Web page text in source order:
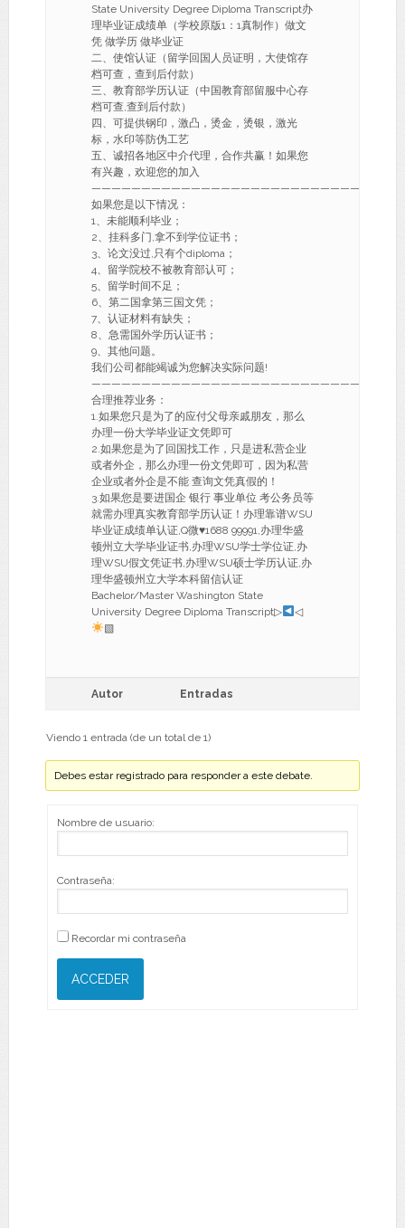
State University Degree Diploma Transcript办
理毕业证成绩单（学校原版1：1真制作）做文
凭 做学历 做毕业证
二、使馆认证（留学回国人员证明，大使馆存
档可查，查到后付款）
三、教育部学历认证（中国教育部留服中心存
档可查,查到后付款）
四、可提供钢印，激凸，烫金，烫银，激光
标，水印等防伪工艺
五、诚招各地区中介代理，合作共赢！如果您
有兴趣，欢迎您的加入
———————————————————————————-
如果您是以下情况：
1、未能顺利毕业；
2、挂科多门,拿不到学位证书；
3、论文没过,只有个diploma；
4、留学院校不被教育部认可；
5、留学时间不足；
6、第二国拿第三国文凭；
7、认证材料有缺失；
8、急需国外学历认证书；
9、其他问题。
我们公司都能竭诚为您解决实际问题!
———————————————————————————-
合理推荐业务：
1.如果您只是为了的应付父母亲戚朋友，那么
办理一份大学毕业证文凭即可
2.如果您是为了回国找工作，只是进私营企业
或者外企，那么办理一份文凭即可，因为私营
企业或者外企是不能 查询文凭真假的！
3.如果您是要进国企 银行 事业单位 考公务员等
就需办理真实教育部学历认证！办理靠谱WSU
毕业证成绩单认证,Q微♥1688 99991,办理华盛
顿州立大学毕业证书,办理WSU学士学位证,办
理WSU假文凭证书,办理WSU硕士学历认证,办
理华盛顿州立大学本科留信认证
Bachelor/Master Washington State
University Degree Diploma Transcript▷
◁
▧
Autor Entradas
Viendo 1 entrada (de un total de 1)
Debes estar registrado para responder a este debate.
Nombre de usuario:
Contraseña:
Recordar mi contraseña
ACCEDER